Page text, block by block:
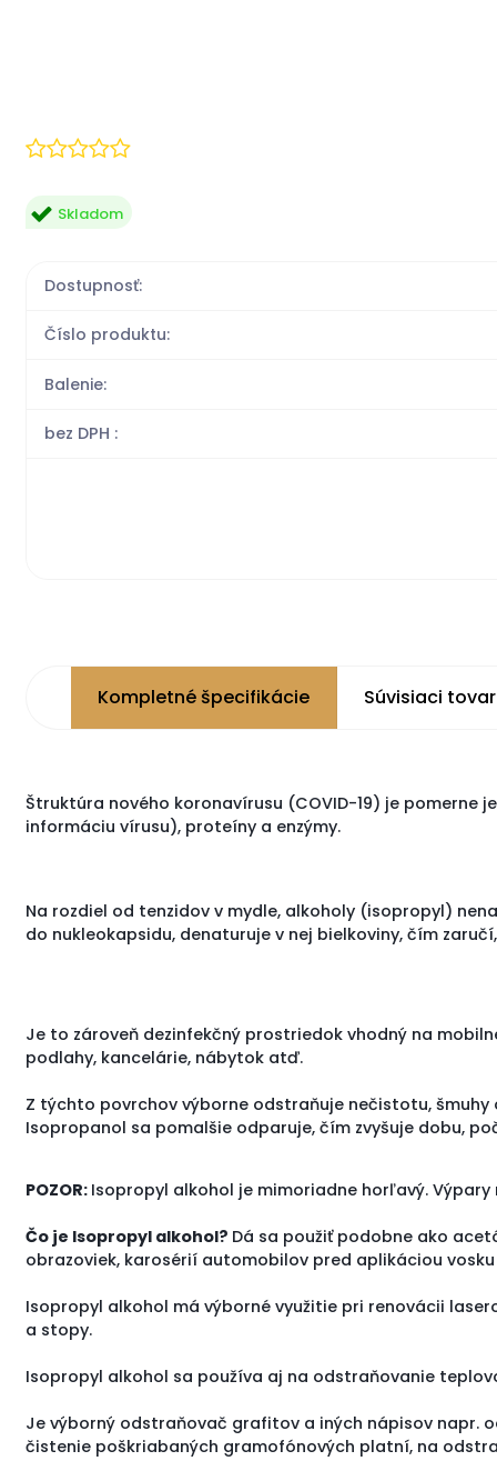
Skladom
Dostupnosť:
Číslo produktu:
Balenie:
bez DPH :
Kompletné špecifikácie Súvisiaci tovar
Štruktúra nového koronavírusu (COVID-19) je pomerne
informáciu vírusu), proteíny a enzýmy.
Na rozdiel od tenzidov v mydle, alkoholy (isopropyl)
do nukleokapsidu, denaturuje v nej bielkoviny, čím
Je to zároveň dezinfekčný prostriedok vhodný na
podlahy, kancelárie, nábytok atď.
Z týchto povrchov výborne odstraňuje nečistotu,
Isopropanol sa pomalšie odparuje, čím zvyšuje dobu,
POZOR: Isopropyl alkohol je mimoriadne horľavý.
Čo je Isopropyl alkohol? Dá sa použiť podobne ako
obrazoviek, karosérií automobilov pred aplikáciou
Isopropyl alkohol má výborné využitie pri renovácii
a stopy.
Isopropyl alkohol sa používa aj na odstraňovanie
Je výborný odstraňovač grafitov a iných nápisov napr.
čistenie poškriabaných gramofónových platní, na